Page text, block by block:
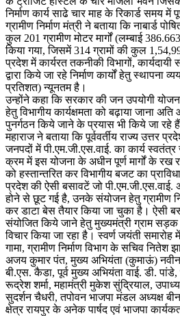
निर्माण कार्य साढे चार माह के रिकार्ड समय में
ग्रामीण निर्माण मंत्री ने बताया कि नाबार्ड
कुल 201 ग्रामीण मोटर मार्गों (लम्बाई 386.663
किया गया, जिसमें 314 ग्रामों की कुल
प्रदेश में कार्यरत तकनीकी विभागों, कार्यदायी
द्वारा किये जा रहे निर्माण कार्यों हेतु स्थापना
प्रतिशत) न्यूनतम है।
उन्होंने कहा कि सरकार की जन उपयोगी
हेतु विभागीय कार्यक्षमता को बढ़ाया जाना
पुनर्गठन किये जाने के प्रयास भी किये जा रहे
महाराज ने बताया कि पूर्ववर्तीय राज्य उत्तर
जनपदों में पी.एम.जी.एस.वाई. का कार्य
क्रम में इस योजना के अधीन पूर्ण मार्गों के रख
को हस्तान्तरित कर विभागीय बजट का
प्रदेश की ऐसी बसावटें जो
होने से छूट गई है, उनके संयोजन हेतु ग्रामीण
कर डाटा बेस तैयार किया जा चुका है। ऐसी
संयोजित किये जाने हेतु मुख्यमंत्री ग्राम सड़क
विचार किया जा रहा है। स्वर्ण जयंती
गामा, ग्रामीण निर्माण विभाग के सचिव नितेश
अजय कुमार पंत, मुख्य अभियंता (कुमाऊं) नवीन
बी.एस. कैडा, पूर्व मुख्य अभियंता वाई. डी.
रूद्रेश शर्मा, महामंत्री मुकेश सुंद्रियाल,
सुदर्शन चैधरी, तपोवन भाजपा मंडल अध्यक्ष
क्षेत्र रायपुर के अनेक पार्षद एवं भाजपा